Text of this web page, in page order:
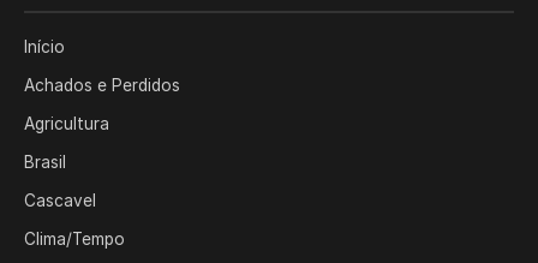
Início
Achados e Perdidos
Agricultura
Brasil
Cascavel
Clima/Tempo